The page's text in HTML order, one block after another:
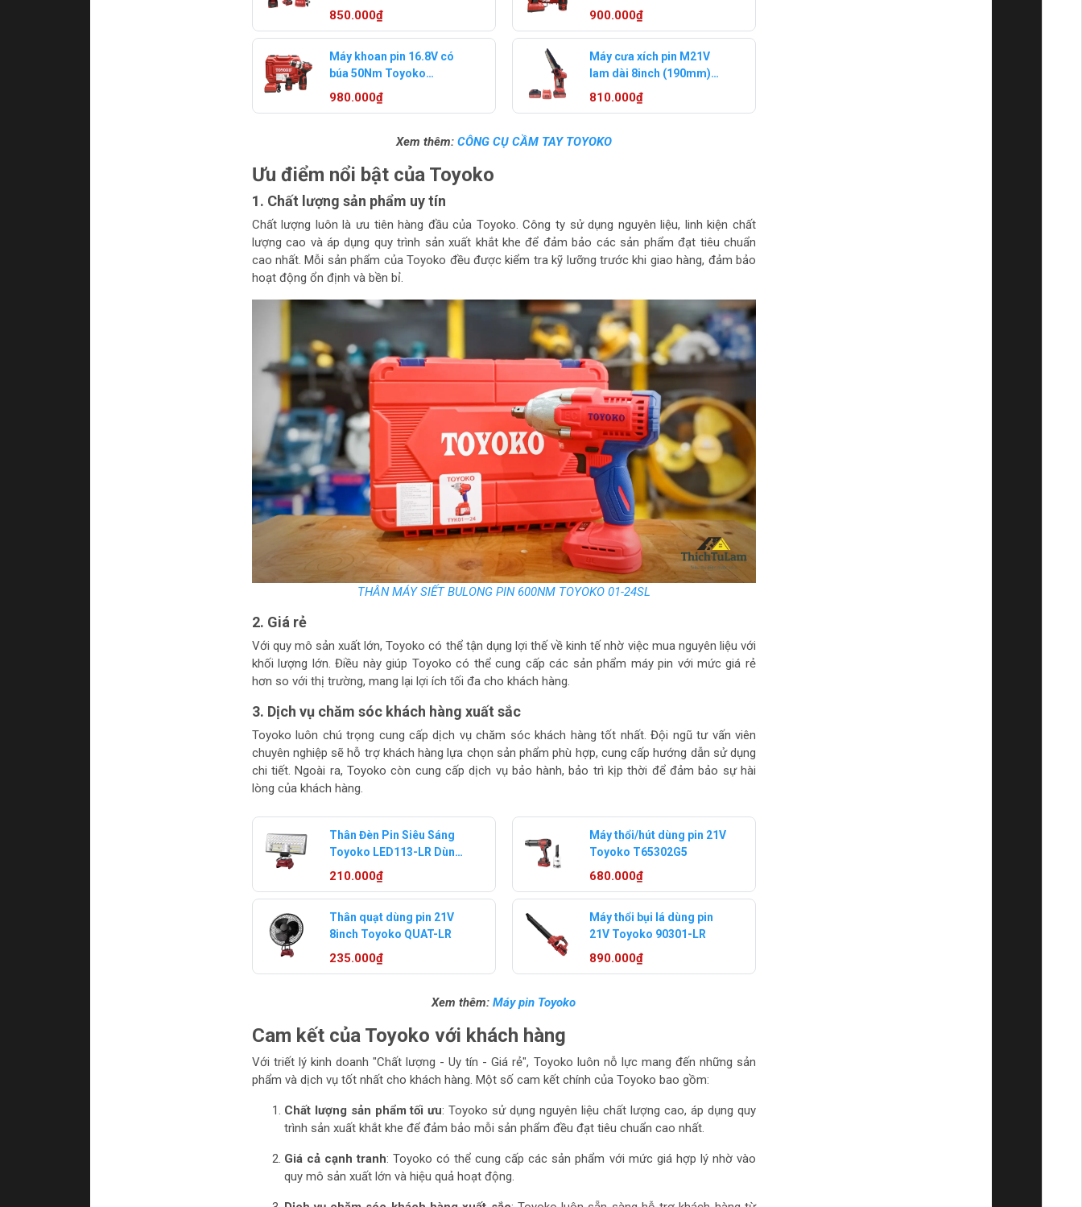
850.000₫
T0150G (2pin+1 sạc)
900.000₫
Máy khoan pin 16.8V có
búa 50Nm Toyoko
T0250G (2 pin + 1 sạc)
980.000₫
Máy cưa xích pin M21V
lam dài 8inch (190mm)
Toyoko T8304G
810.000₫
Xem thêm: CÔNG CỤ CẦM TAY TOYOKO
Ưu điểm nổi bật của Toyoko
1. Chất lượng sản phẩm uy tín
Chất lượng luôn là ưu tiên hàng đầu của Toyoko. Công ty sử dụng nguyên liệu, linh kiện chất
lượng cao và áp dụng quy trình sản xuất khắt khe để đảm bảo các sản phẩm đạt tiêu chuẩn
cao nhất. Mỗi sản phẩm của Toyoko đều được kiểm tra kỹ lưỡng trước khi giao hàng, đảm bảo
hoạt động ổn định và bền bỉ.
THÂN MÁY SIẾT BULONG PIN 600NM TOYOKO 01-24SL
2. Giá rẻ
Với quy mô sản xuất lớn, Toyoko có thể tận dụng lợi thế về kinh tế nhờ việc mua nguyên liệu với
khối lượng lớn. Điều này giúp Toyoko có thể cung cấp các sản phẩm máy pin với mức giá rẻ
hơn so với thị trường, mang lại lợi ích tối đa cho khách hàng.
3. Dịch vụ chăm sóc khách hàng xuất sắc
Toyoko luôn chú trọng cung cấp dịch vụ chăm sóc khách hàng tốt nhất. Đội ngũ tư vấn viên
chuyên nghiệp sẽ hỗ trợ khách hàng lựa chọn sản phẩm phù hợp, cung cấp hướng dẫn sử dụng
chi tiết. Ngoài ra, Toyoko còn cung cấp dịch vụ bảo hành, bảo trì kịp thời để đảm bảo sự hài
lòng của khách hàng.
Thân Đèn Pin Siêu Sáng
Toyoko LED113-LR Dùng
Pin 21V
210.000₫
Máy thổi/hút dùng pin 21V
Toyoko T65302G5
680.000₫
Thân quạt dùng pin 21V
8inch Toyoko QUAT-LR
235.000₫
Máy thổi bụi lá dùng pin
21V Toyoko 90301-LR
890.000₫
Xem thêm:Máy pin Toyoko
Cam kết của Toyoko với khách hàng
Với triết lý kinh doanh "Chất lượng - Uy tín - Giá rẻ", Toyoko luôn nỗ lực mang đến những sản
phẩm và dịch vụ tốt nhất cho khách hàng. Một số cam kết chính của Toyoko bao gồm:
Chất lượng sản phẩm tối ưu: Toyoko sử dụng nguyên liệu chất lượng cao, áp dụng quy
trình sản xuất khắt khe để đảm bảo mỗi sản phẩm đều đạt tiêu chuẩn cao nhất.
Giá cả cạnh tranh: Toyoko có thể cung cấp các sản phẩm với mức giá hợp lý nhờ vào
quy mô sản xuất lớn và hiệu quả hoạt động.